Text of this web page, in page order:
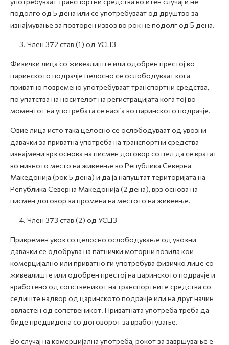
подолго од 5 дена или се употребуваат од друштво за
изнајмување за повторен извоз во рок не подолг од 5 дена.
3. Член 372 став (1) од УСЦЗ
Физички лица со живеалиште или одобрен престој во
царинското подрачје целосно се ослободуваат кога
приватно повремено употребуваат транспортни средства,
по упатства на носителот на регистрацијата кога тој во
моментот на употребата се наоѓа во царинското подрачје.
Овие лица исто така целосно се ослободуваат од увозни
давачки за приватна употреба на транспортни средства
изнајмени врз основа на писмен договор со цел да се вратат
во нивното место на живеење во Република Северна
Македонија (рок 5 дена) и да ја напуштат територијата на
Република Северна Македонија (2 дена), врз основа на
писмен договор за промена на местото на живеење.
4. Член 373 став (2) од УСЦЗ
Привремен увоз со целосно ослободување од увозни
давачки се одобрува на патнички моторни возила кои
комерцијално или приватно ги употребува физичко лице со
живеалиште или одобрен престој на царинското подрачје и
вработено од сопственикот на транспортните средства со
седиште надвор од царинското подрачје или на друг начин
овластен од сопственикот. Приватната употреба треба да
биде предвидена со договорот за вработување.
Во случај на комерцијална употреба, рокот за завршување е